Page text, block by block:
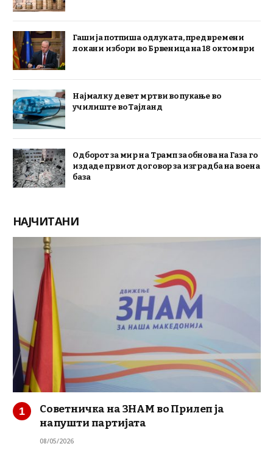
Гаши ја потпиша одлуката, предвремени
локани избори во Брвеница на 18 октомври
Најмалку девет мртви во пукање во
училиште во Тајланд
Одборот за мир на Трамп за обнова на Газа го
издаде првиот договор за изградба на воена
база
НАЈЧИТАНИ
Советничка на ЗНАМ во Прилеп ја
напушти партијата
08/05/2026